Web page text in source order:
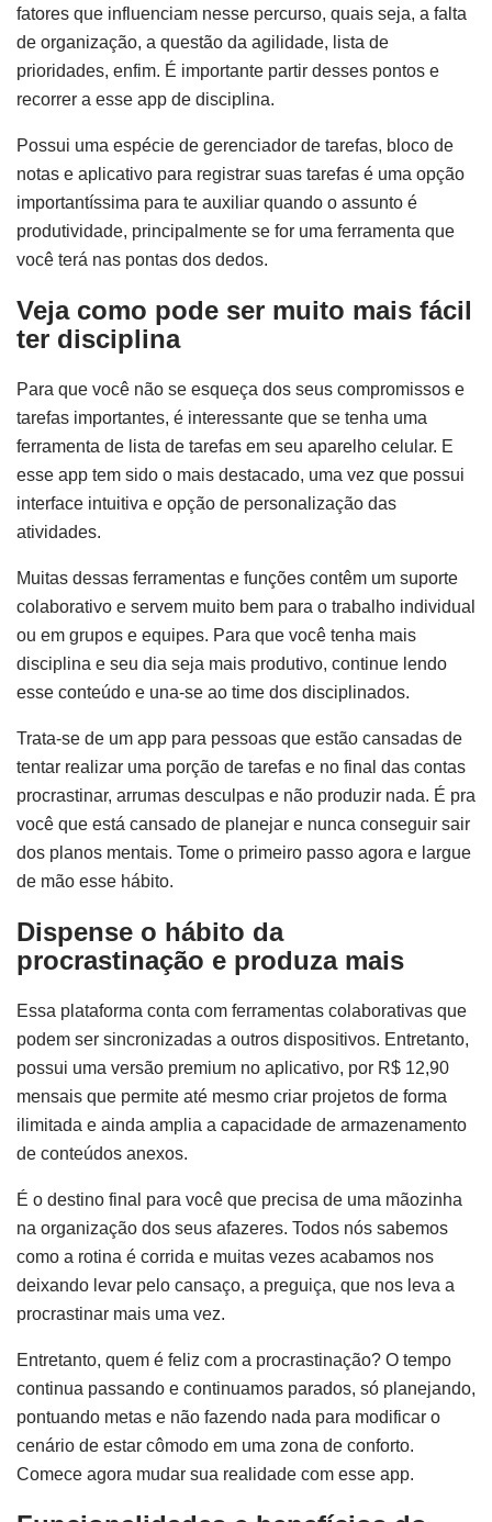
fatores que influenciam nesse percurso, quais seja, a falta
de organização, a questão da agilidade, lista de
prioridades, enfim. É importante partir desses pontos e
recorrer a esse app de disciplina.
Possui uma espécie de gerenciador de tarefas, bloco de
notas e aplicativo para registrar suas tarefas é uma opção
importantíssima para te auxiliar quando o assunto é
produtividade, principalmente se for uma ferramenta que
você terá nas pontas dos dedos.
Veja como pode ser muito mais fácil
ter disciplina
Para que você não se esqueça dos seus compromissos e
tarefas importantes, é interessante que se tenha uma
ferramenta de lista de tarefas em seu aparelho celular. E
esse app tem sido o mais destacado, uma vez que possui
interface intuitiva e opção de personalização das
atividades.
Muitas dessas ferramentas e funções contêm um suporte
colaborativo e servem muito bem para o trabalho individual
ou em grupos e equipes. Para que você tenha mais
disciplina e seu dia seja mais produtivo, continue lendo
esse conteúdo e una-se ao time dos disciplinados.
Trata-se de um app para pessoas que estão cansadas de
tentar realizar uma porção de tarefas e no final das contas
procrastinar, arrumas desculpas e não produzir nada. É pra
você que está cansado de planejar e nunca conseguir sair
dos planos mentais. Tome o primeiro passo agora e largue
de mão esse hábito.
Dispense o hábito da
procrastinação e produza mais
Essa plataforma conta com ferramentas colaborativas que
podem ser sincronizadas a outros dispositivos. Entretanto,
possui uma versão premium no aplicativo, por R$ 12,90
mensais que permite até mesmo criar projetos de forma
ilimitada e ainda amplia a capacidade de armazenamento
de conteúdos anexos.
É o destino final para você que precisa de uma mãozinha
na organização dos seus afazeres. Todos nós sabemos
como a rotina é corrida e muitas vezes acabamos nos
deixando levar pelo cansaço, a preguiça, que nos leva a
procrastinar mais uma vez.
Entretanto, quem é feliz com a procrastinação? O tempo
continua passando e continuamos parados, só planejando,
pontuando metas e não fazendo nada para modificar o
cenário de estar cômodo em uma zona de conforto.
Comece agora mudar sua realidade com esse app.